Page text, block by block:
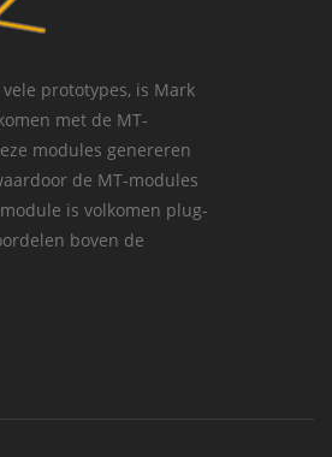
prototypes, is Mark
met de MT-
modules genereren
de MT-modules
is volkomen plug-
boven de